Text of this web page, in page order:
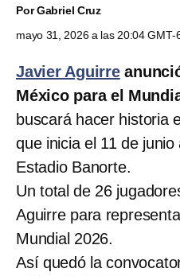
PorGabriel Cruz
mayo 31, 2026 a las 20:04 GMT-
Javier Aguirre
México para el
buscará hacer historia
que inicia el 11 de
Estadio Banorte.
Un total de 26
Aguirre para
Mundial 2026.
Así quedó la